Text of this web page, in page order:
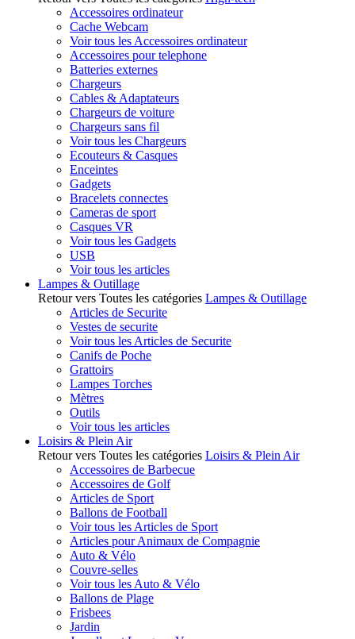
Accessoires ordinateur
Cache Webcam
Voir tous les Accessoires ordinateur
Accessoires pour telephone
Batteries externes
Chargeurs
Cables & Adaptateurs
Chargeurs de voiture
Chargeurs sans fil
Voir tous les Chargeurs
Ecouteurs & Casques
Enceintes
Gadgets
Bracelets connectes
Cameras de sport
Casques VR
Voir tous les Gadgets
USB
Voir tous les articles
Lampes & Outillage
Retour vers Toutes les catégories Lampes & Outillage
Articles de Securite
Vestes de securite
Voir tous les Articles de Securite
Canifs de Poche
Grattoirs
Lampes Torches
Mètres
Outils
Voir tous les articles
Loisirs & Plein Air
Retour vers Toutes les catégories Loisirs & Plein Air
Accessoires de Barbecue
Accessoires de Golf
Articles de Sport
Ballons de Football
Voir tous les Articles de Sport
Articles pour Animaux de Compagnie
Auto & Vélo
Couvre-selles
Voir tous les Auto & Vélo
Ballons de Plage
Frisbees
Jardin